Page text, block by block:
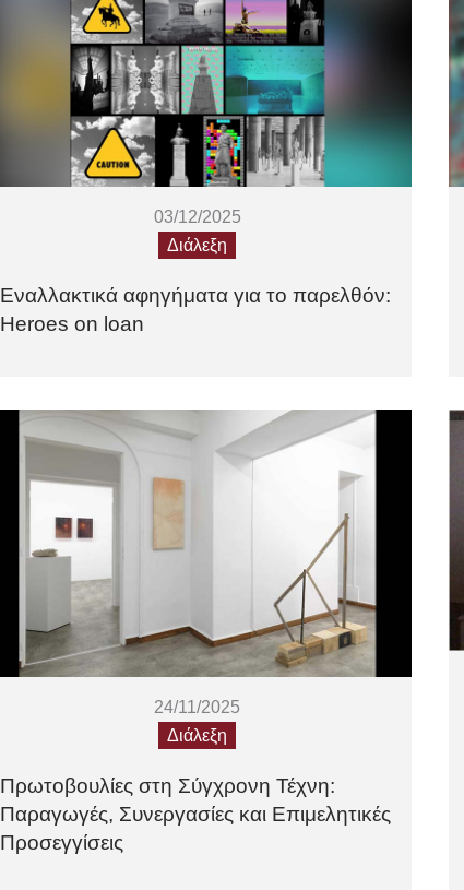
03/12/2025
Διάλεξη
Εναλλακτικά αφηγήματα για το παρελθόν:
Heroes on loan
24/11/2025
Διάλεξη
Πρωτοβουλίες στη Σύγχρονη Τέχνη:
Παραγωγές, Συνεργασίες και Επιμελητικές
Προσεγγίσεις